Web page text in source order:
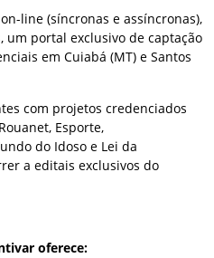
line (síncronas e assíncronas),
portal exclusivo de captação
em Cuiabá (MT) e Santos
com projetos credenciados
Esporte,
do Idoso e Lei da
a editais exclusivos do
oferece: